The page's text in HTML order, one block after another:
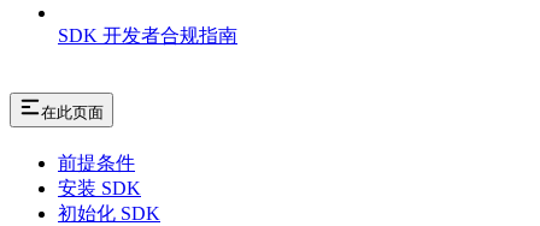
SDK 开发者合规指南
在此页面
前提条件
安装 SDK
初始化 SDK